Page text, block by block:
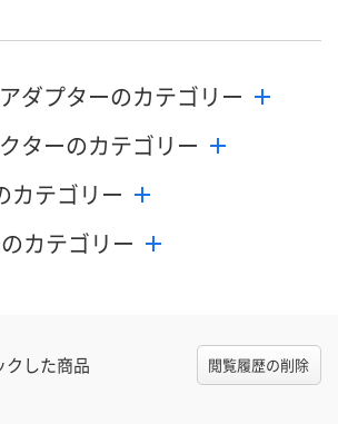
ダプターのカテゴリー
ターのカテゴリー
カテゴリー
カテゴリー
クした商品 閲覧履歴の削除